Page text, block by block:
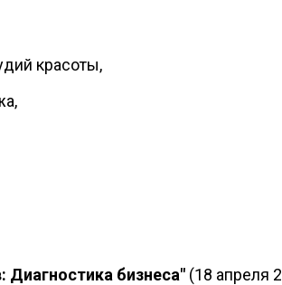
красоты,
Диагностика бизнеса" (18 апреля